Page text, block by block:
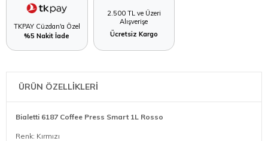
TKPAY Cüzdan'a Özel
%5 Nakit İade
2.500 TL ve Üzeri
Alışverişe
Ücretsiz Kargo
ÜRÜN ÖZELLİKLERİ
Bialetti 6187 Coffee Press Smart 1L Rosso
Renk: Kırmızı